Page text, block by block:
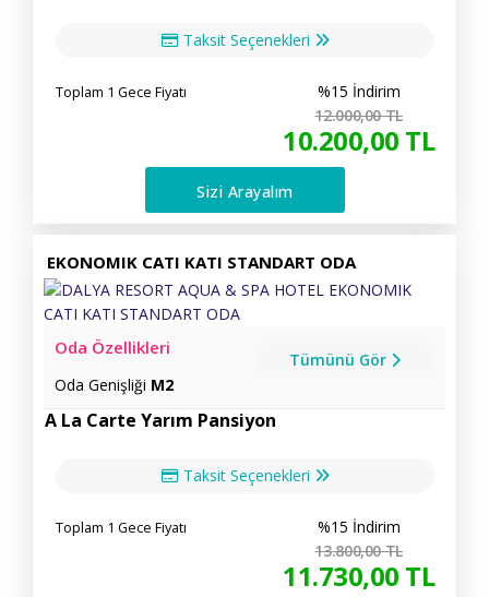
Taksit Seçenekleri
Toplam 1 Gece Fiyatı
%15 İndirim
12.000,00TL
10.200,00 TL
Sizi Arayalım
EKONOMIK CATI KATI STANDART ODA
Oda Özellikleri
Oda Genişliği M2
Tümünü Gör
A La Carte Yarım Pansiyon
Taksit Seçenekleri
Toplam 1 Gece Fiyatı
%15 İndirim
13.800,00TL
11.730,00 TL